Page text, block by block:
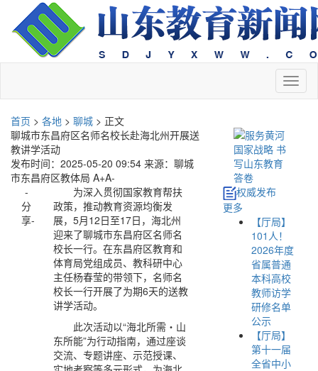
切
换
首页 > 各地 > 聊城 > 正文
聊城市东昌府区名师名校长赴海北州开展送
教讲学活动
发布时间：2025-05-20 09:54 来源：聊城
市东昌府区教体局 A+A-
-
分
享-
为深入贯彻国家教育帮扶
政策，推动教育资源均衡发
展，5月12日至17日，海北州
迎来了聊城市东昌府区名师名
校长一行。在东昌府区教育和
体育局党组成员、教科研中心
主任杨春莹的带领下，名师名
校长一行开展了为期6天的送教
讲学活动。
此次活动以“海北所需・山
东所能”为行动指南，通过座谈
交流、专题讲座、示范授课、
权威发布
更多
【厅局】
101人！
2026年度
省属普通
本科高校
教师访学
研修名单
公示
【厅局】
第十一届
全省中小